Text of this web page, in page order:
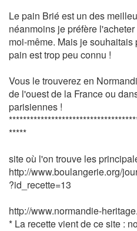
Le pain Brié est un des
néanmoins je préfère
moi-même. Mais je
pain est trop peu connu !
Vous le trouverez en
de l'ouest de la France ou
parisiennes !
*****
site où l'on trouve les
http://www.boulangerie.org/
?id_recette=13
http://www.normandie-
* La recette vient de ce site :